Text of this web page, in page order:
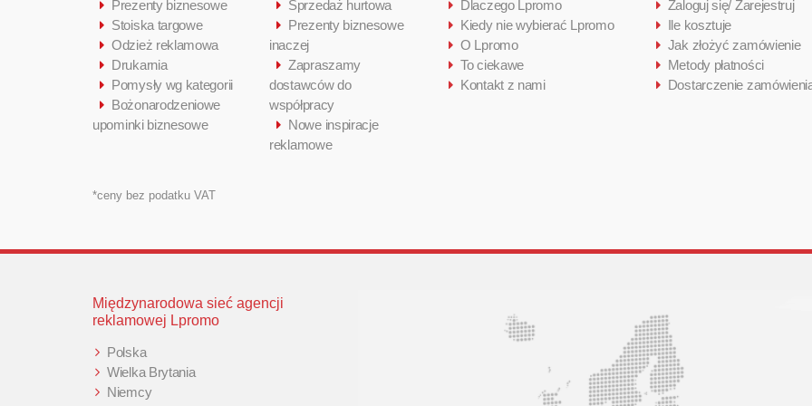
Prezenty biznesowe
Stoiska targowe
Odzież reklamowa
Drukarnia
Pomysły wg kategorii
Bożonarodzeniowe
upominki biznesowe
*ceny bez podatku VAT
Sprzedaż hurtowa
Prezenty biznesowe
inaczej
Zapraszamy
dostawców do
współpracy
Nowe inspiracje
reklamowe
Dlaczego Lpromo
Kiedy nie wybierać Lpromo
O Lpromo
To ciekawe
Kontakt z nami
Zaloguj się/ Zarejestruj
Ile kosztuje
Jak złożyć zamówienie
Metody płatności
Dostarczenie
Międzynarodowa sieć agencji
reklamowej Lpromo
Polska
Wielka Brytania
Niemcy